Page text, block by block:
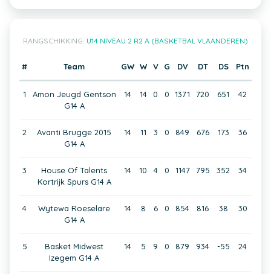
RANGSCHIKKING: U14 NIVEAU 2 R2 A (BASKETBAL VLAANDEREN)
# Team GW W V G DV DT DS Ptn
1
Amon Jeugd Gentson
G14 A
14 14 0 0 1371 720 651 42
2
Avanti Brugge 2015
G14 A
14 11 3 0 849 676 173 36
3
House Of Talents
Kortrijk Spurs G14 A
14 10 4 0 1147 795 352 34
4
Wytewa Roeselare
G14 A
14 8 6 0 854 816 38 30
5
Basket Midwest
Izegem G14 A
14 5 9 0 879 934 -55 24